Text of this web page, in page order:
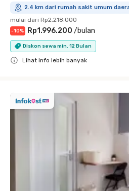
2.4 km dari rumah sakit umum
mulai dari Rp2.218.000
-10% Rp1.996.200 /bulan
Diskon sewa min. 12 Bulan
Lihat info lebih banyak